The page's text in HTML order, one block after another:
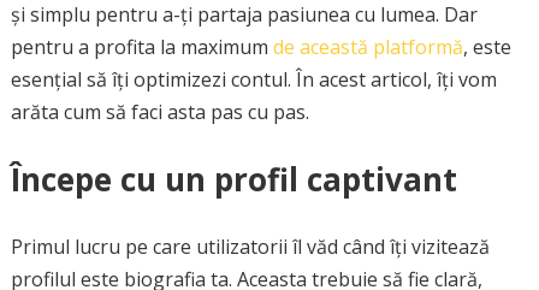
și simplu pentru a-ți partaja pasiunea cu lumea. Dar
pentru a profita la maximum de această platformă, este
esențial să îți optimizezi contul. În acest articol, îți vom
arăta cum să faci asta pas cu pas.
Începe cu un profil captivant
Primul lucru pe care utilizatorii îl văd când îți vizitează
profilul este biografia ta. Aceasta trebuie să fie clară,